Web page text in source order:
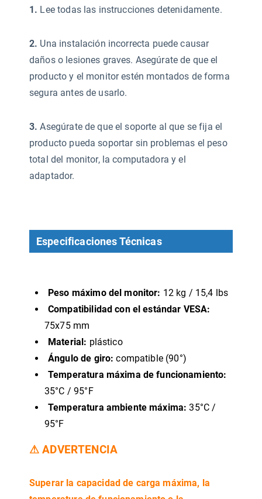
1. Lee todas las instrucciones detenidamente.
2. Una instalación incorrecta puede causar
daños o lesiones graves. Asegúrate de que el
producto y el monitor estén montados de forma
segura antes de usarlo.
3.Asegúrate de que el soporte al que se fija el
producto pueda soportar sin problemas el peso
total del monitor, la computadora y el
adaptador.
Especificaciones Técnicas
Peso máximo del monitor: 12 kg / 15,4 lbs
Compatibilidad con el estándar VESA:
75x75 mm
Material: plástico
Ángulo de giro: compatible (90°)
Temperatura máxima de funcionamiento:
35°C / 95°F
Temperatura ambiente máxima: 35°C /
95°F
⚠ ADVERTENCIA
Superar la capacidad de carga máxima, la